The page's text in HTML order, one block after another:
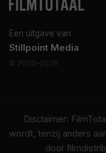
Een uitgave van
Stillpoint Media
© 2000–2026
Disclaimer:
wordt, tenzij anders
door